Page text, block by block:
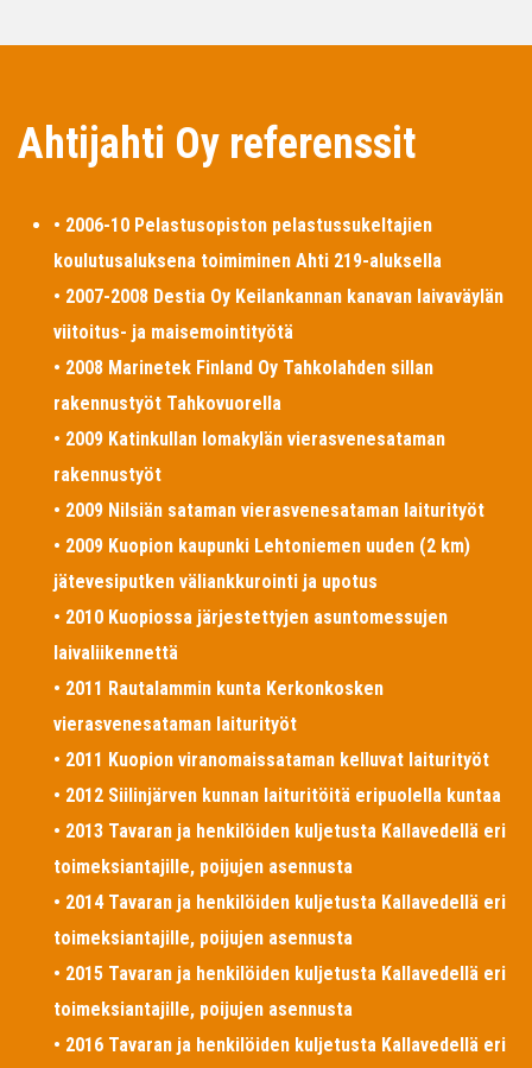
Ahtijahti Oy referenssit
• 2006-10 Pelastusopiston pelastussukeltajien
koulutusaluksena toimiminen Ahti 219-aluksella
• 2007-2008 Destia Oy Keilankannan kanavan laivaväylän
viitoitus- ja maisemointityötä
• 2008 Marinetek Finland Oy Tahkolahden sillan
rakennustyöt Tahkovuorella
• 2009 Katinkullan lomakylän vierasvenesataman
rakennustyöt
• 2009 Nilsiän sataman vierasvenesataman laiturityöt
• 2009 Kuopion kaupunki Lehtoniemen uuden (2 km)
jätevesiputken väliankkurointi ja upotus
• 2010 Kuopiossa järjestettyjen asuntomessujen
laivaliikennettä
• 2011 Rautalammin kunta Kerkonkosken
vierasvenesataman laiturityöt
• 2011 Kuopion viranomaissataman kelluvat laiturityöt
• 2012 Siilinjärven kunnan laituritöitä eripuolella kuntaa
• 2013 Tavaran ja henkilöiden kuljetusta Kallavedellä eri
toimeksiantajille, poijujen asennusta
• 2014 Tavaran ja henkilöiden kuljetusta Kallavedellä eri
toimeksiantajille, poijujen asennusta
• 2015 Tavaran ja henkilöiden kuljetusta Kallavedellä eri
toimeksiantajille, poijujen asennusta
• 2016 Tavaran ja henkilöiden kuljetusta Kallavedellä eri